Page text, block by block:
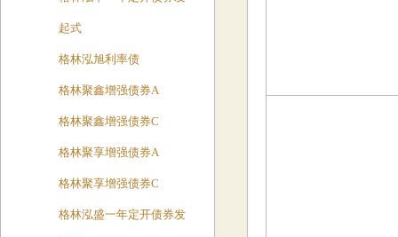
起式
格林泓旭利率债
格林聚鑫增强债券A
格林聚鑫增强债券C
格林聚享增强债券A
格林聚享增强债券C
格林泓盛一年定开债券发